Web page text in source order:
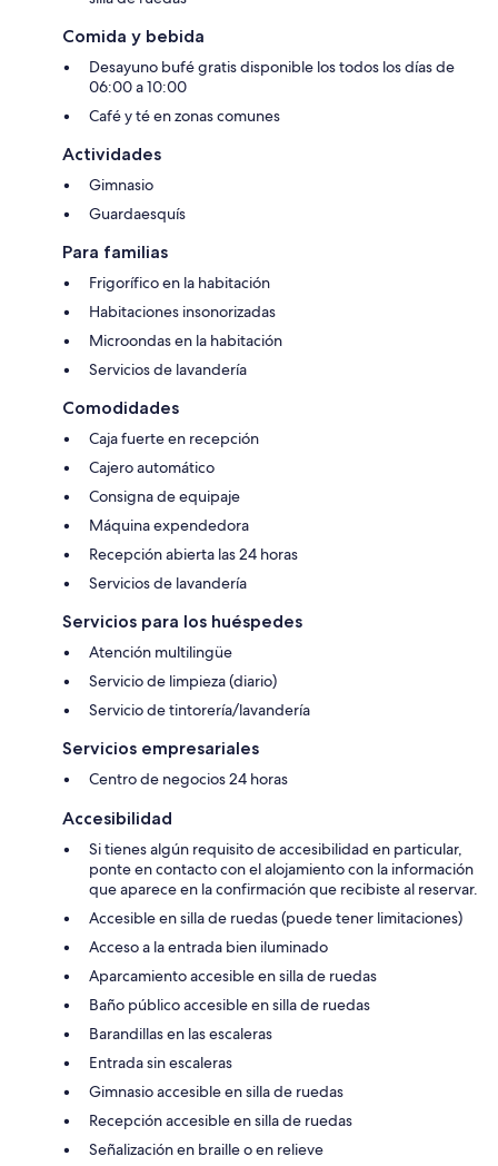
Comida y bebida
Desayuno bufé gratis disponible los todos los días de
06:00 a 10:00
Café y té en zonas comunes
Actividades
Gimnasio
Guardaesquís
Para familias
Frigorífico en la habitación
Habitaciones insonorizadas
Microondas en la habitación
Servicios de lavandería
Comodidades
Caja fuerte en recepción
Cajero automático
Consigna de equipaje
Máquina expendedora
Recepción abierta las 24 horas
Servicios de lavandería
Servicios para los huéspedes
Atención multilingüe
Servicio de limpieza (diario)
Servicio de tintorería/lavandería
Servicios empresariales
Centro de negocios 24 horas
Accesibilidad
Si tienes algún requisito de accesibilidad en particular,
ponte en contacto con el alojamiento con la información
que aparece en la confirmación que recibiste al reservar.
Accesible en silla de ruedas (puede tener limitaciones)
Acceso a la entrada bien iluminado
Aparcamiento accesible en silla de ruedas
Baño público accesible en silla de ruedas
Barandillas en las escaleras
Entrada sin escaleras
Gimnasio accesible en silla de ruedas
Recepción accesible en silla de ruedas
Señalización en braille o en relieve